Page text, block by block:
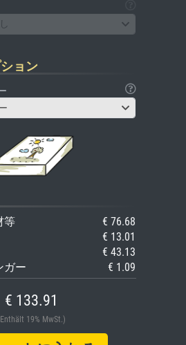
ョン
等
€ 76.68
€ 13.01
€ 43.13
ガー
€ 1.09
€ 133.91
19% MwSt.)